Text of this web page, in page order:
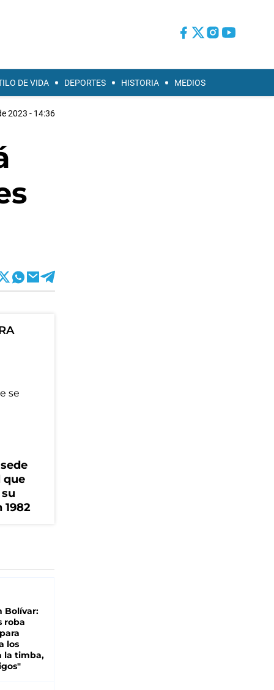
DE VIDA DEPORTES HISTORIA MEDIOS
2023 - 14:36
que
Bolívar:
roba
los
la timba,